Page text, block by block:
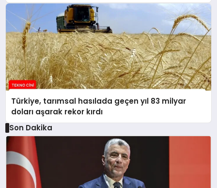
Türkiye, tarımsal hasılada geçen yıl 83 milyar
doları aşarak rekor kırdı
Son Dakika